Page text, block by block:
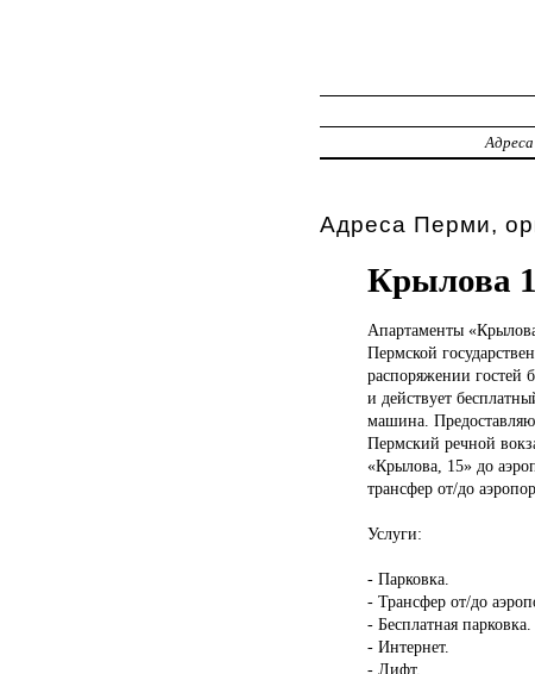
Адреса
Адреса Перми,
Крылова
Апартаменты
Пермской
распоряжении гостей
и действует
машина.
Пермский речной
«Крылова, 15» до
трансфер от/до
Услуги:
- Парковка.
- Трансфер от/до
- Бесплатная парковка.
- Интернет.
- Лифт.